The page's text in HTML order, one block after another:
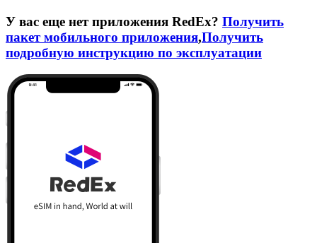
У вас еще нет приложения RedEx? Получить
пакет мобильного приложения,Получить
подробную инструкцию по эксплуатации